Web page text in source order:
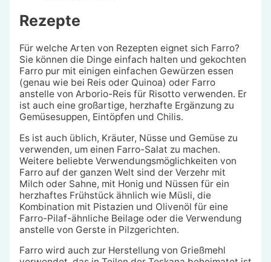
Rezepte
Für welche Arten von Rezepten eignet sich Farro?
Sie können die Dinge einfach halten und gekochten
Farro pur mit einigen einfachen Gewürzen essen
(genau wie bei Reis oder Quinoa) oder Farro
anstelle von Arborio-Reis für Risotto verwenden. Er
ist auch eine großartige, herzhafte Ergänzung zu
Gemüsesuppen, Eintöpfen und Chilis.
Es ist auch üblich, Kräuter, Nüsse und Gemüse zu
verwenden, um einen Farro-Salat zu machen.
Weitere beliebte Verwendungsmöglichkeiten von
Farro auf der ganzen Welt sind der Verzehr mit
Milch oder Sahne, mit Honig und Nüssen für ein
herzhaftes Frühstück ähnlich wie Müsli, die
Kombination mit Pistazien und Olivenöl für eine
Farro-Pilaf-ähnliche Beilage oder die Verwendung
anstelle von Gerste in Pilzgerichten.
Farro wird auch zur Herstellung von Grießmehl